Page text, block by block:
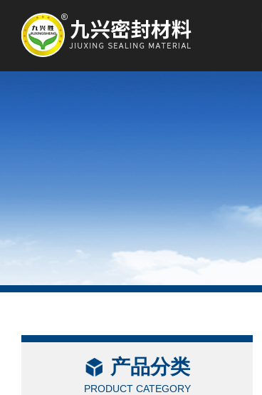
产品分类
PRODUCT CATEGORY